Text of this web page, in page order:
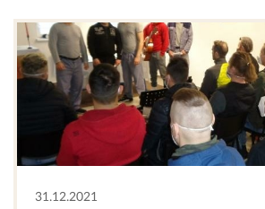
31.12.2021